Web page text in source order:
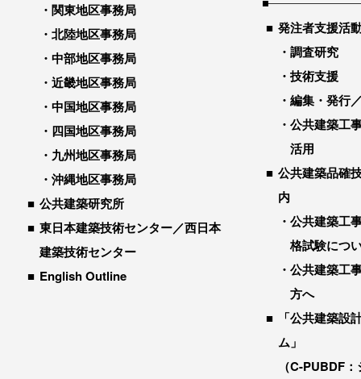
関東地区事務局
北陸地区事務局
中部地区事務局
近畿地区事務局
中国地区事務局
四国地区事務局
九州地区事務局
沖縄地区事務局
公共建築研究所
東日本建築技術センター／西日本
建築技術センター
English Outline
発注者支援活
調査研究
技術支援
編集・発行
公共建築工
活用
公共建築品確
内
公共建築工
格試験につ
公共建築工
方へ
「公共建築設
ム」
（C-PUBDF